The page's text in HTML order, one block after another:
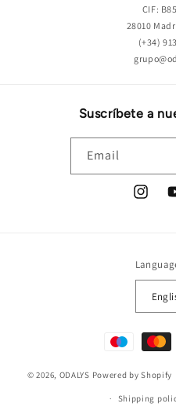
CIF:
28010
(+34)
Suscríbete a
Email
Payment
methods
© 2026, ODALYS Powered by Shopify
Shipping